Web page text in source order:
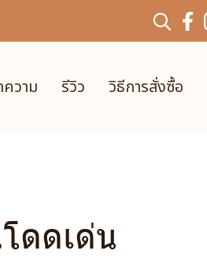
วาม รีวิว วิธีการสั่งซื้อ
ดดเด่น